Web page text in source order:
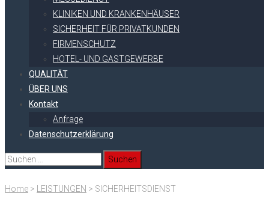
KLINIKEN UND KRANKENHÄUSER
SICHERHEIT FÜR PRIVATKUNDEN
FIRMENSCHUTZ
HOTEL- UND GASTGEWERBE
QUALITÄT
ÜBER UNS
Kontakt
Anfrage
Datenschutzerklärung
Suchen
nach:
Home > LEISTUNGEN > SICHERHEITSDIENST